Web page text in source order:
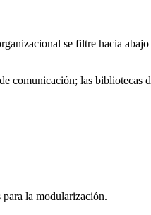
se filtre hacia
comunicación; las bibliotecas
para la modularización.